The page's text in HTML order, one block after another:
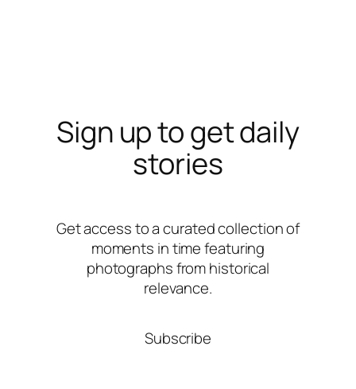
Sign up to get daily
stories
Get access to a curated collection of
moments in time featuring
photographs from historical
relevance.
Subscribe